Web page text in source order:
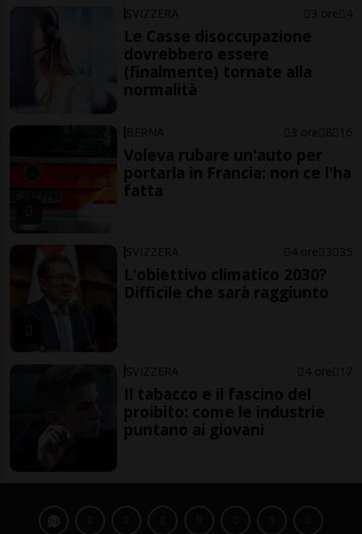
SVIZZERA 3 ore 4
Le Casse disoccupazione
dovrebbero essere
(finalmente) tornate alla
normalità
BERNA 3 ore 8 16
Voleva rubare un'auto per
portarla in Francia: non ce l'ha
fatta
SVIZZERA 4 ore 3 35
L'obiettivo climatico 2030?
Difficile che sarà raggiunto
SVIZZERA 4 ore 17
Il tabacco e il fascino del
proibito: come le industrie
puntano ai giovani